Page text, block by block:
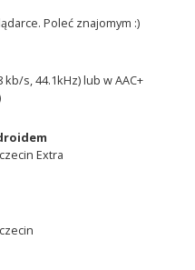
Poleć znajomym :)
kb/s, 44.1kHz) lub w AAC+
Extra